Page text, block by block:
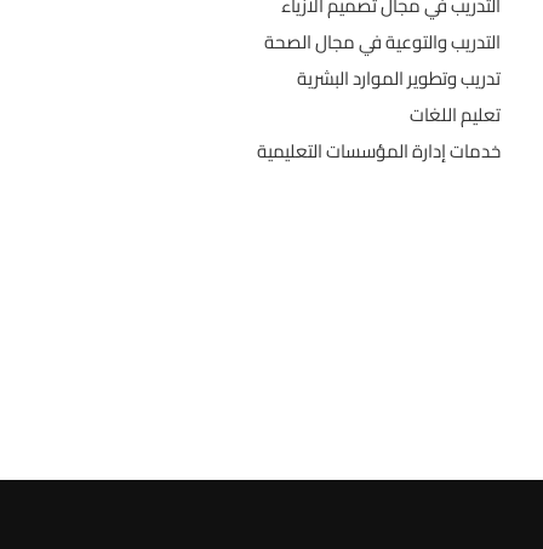
التدريب والتوعية في مجال الصحة
تدريب وتطوير الموارد البشرية
تعليم اللغات
خدمات إدارة المؤسسات التعليمية